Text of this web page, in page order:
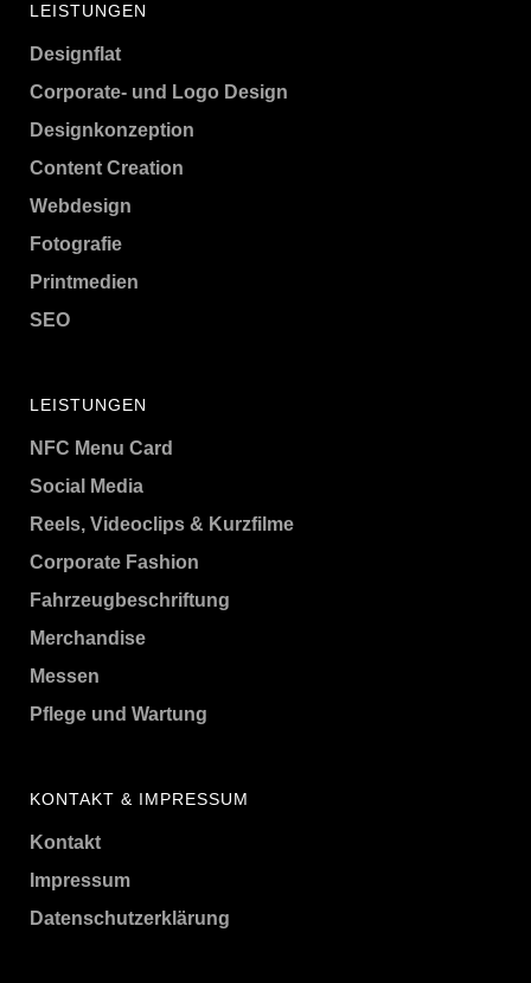
LEISTUNGEN
Designflat
Corporate- und Logo Design
Designkonzeption
Content Creation
Webdesign
Fotografie
Printmedien
SEO
LEISTUNGEN
NFC Menu Card
Social Media
Reels, Videoclips & Kurzfilme
Corporate Fashion
Fahrzeugbeschriftung
Merchandise
Messen
Pflege und Wartung
KONTAKT & IMPRESSUM
Kontakt
Impressum
Datenschutzerklärung